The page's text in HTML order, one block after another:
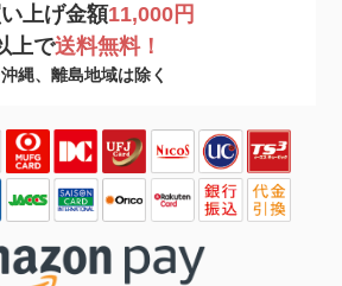
上げ金額11,000円
上で送料無料！
縄、離島地域は除く